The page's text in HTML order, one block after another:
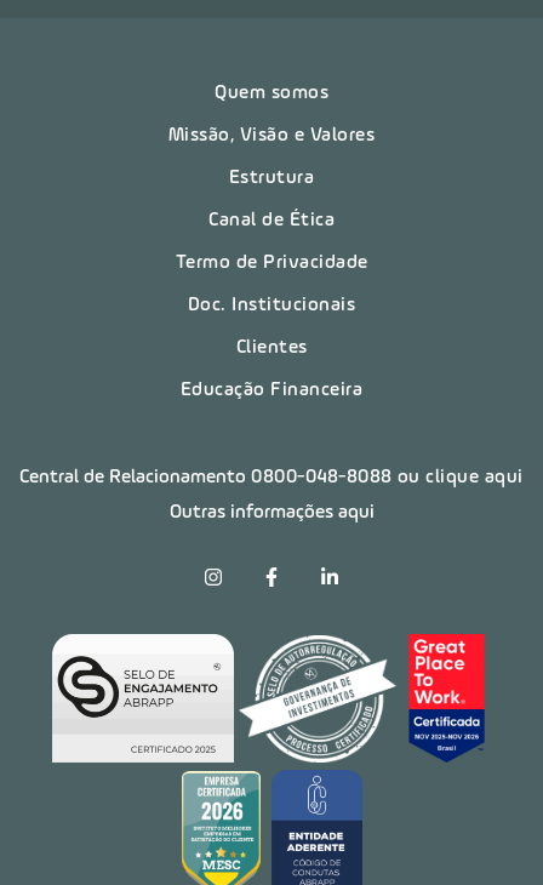
Quem somos
Missão, Visão e Valores
Estrutura
Canal de Ética
Termo de Privacidade
Doc. Institucionais
Clientes
Educação Financeira
Central de Relacionamento0800-048-8088 ou clique aqui
Outras informações aqui